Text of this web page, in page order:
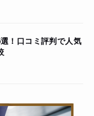
！口コミ評判で人気